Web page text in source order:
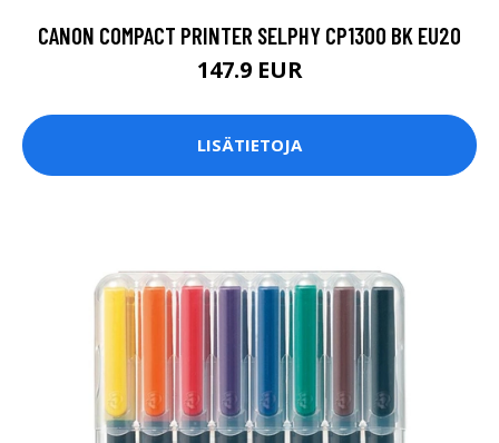
CANON COMPACT PRINTER SELPHY CP1300 BK EU20
147.9 EUR
LISÄTIETOJA